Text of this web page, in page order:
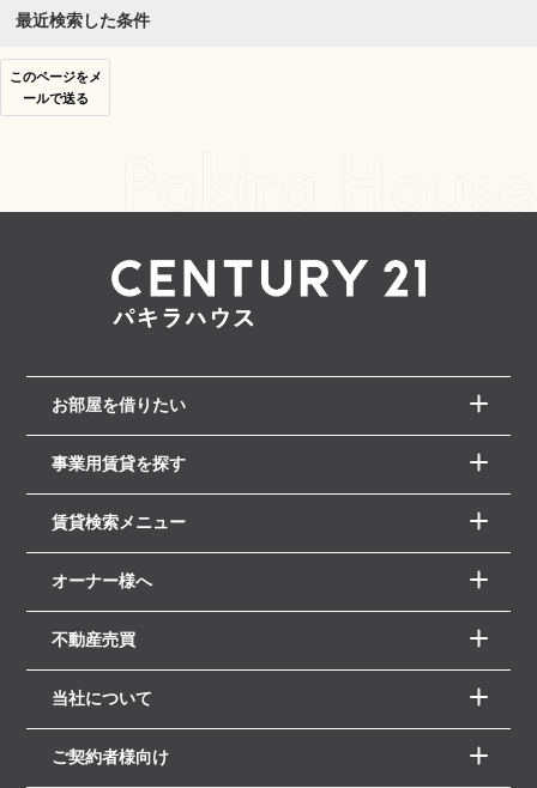
最近検索した条件
このページをメ
ールで送る
お部屋を借りたい
事業用賃貸を探す
賃貸検索メニュー
オーナー様へ
不動産売買
当社について
ご契約者様向け